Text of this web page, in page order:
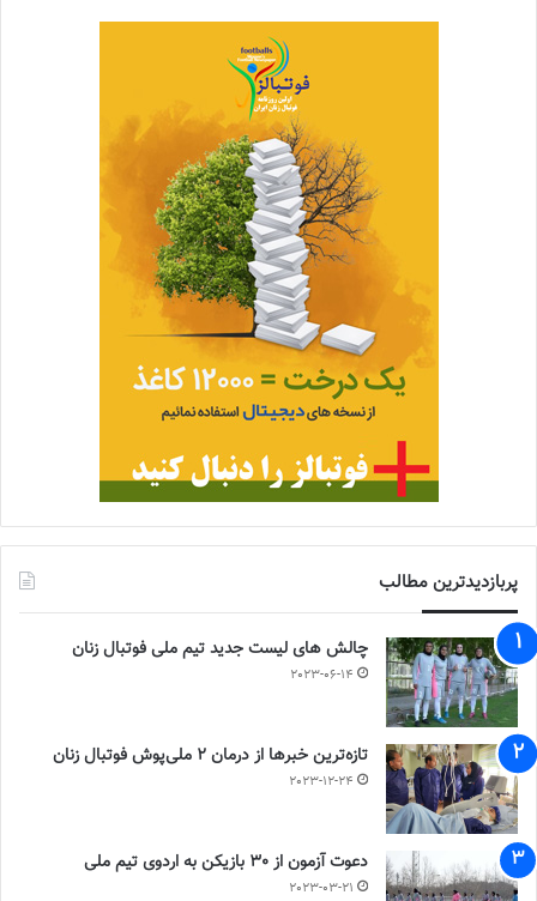
پربازدیدترین مطالب
چالش هاى ليست جدید تيم ملى فوتبال زنان
2023-06-14
تازه‌ترین خبرها از درمان ۲ ملی‌پوش فوتبال زنان
2023-12-24
دعوت آزمون از 30 بازیکن به اردوی تیم ملی
2023-03-21